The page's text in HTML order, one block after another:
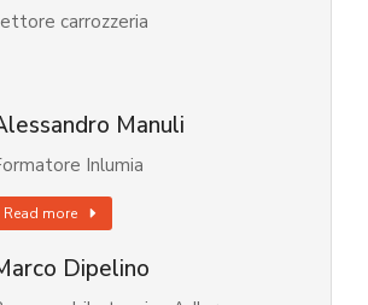
carrozzeria
Manuli
Inlumia
Read more
Dipelino